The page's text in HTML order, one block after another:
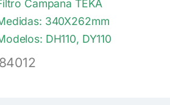
Campana TEKA
340X262mm
DH110, DY110